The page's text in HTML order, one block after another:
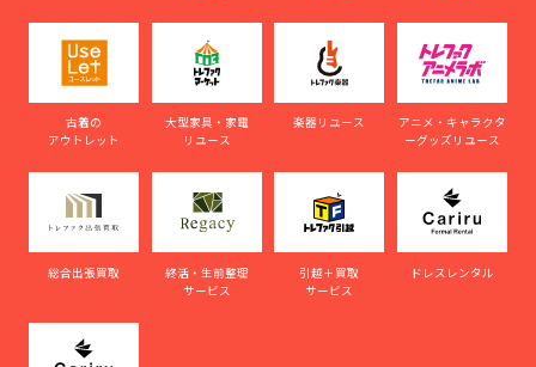
古着の
アウトレット
大型家具・家電
リユース
楽器リユース
アニメ・キャラクタ
ーグッズリユース
総合出張買取
終活・生前整理
サービス
引越＋買取
サービス
ドレスレンタル